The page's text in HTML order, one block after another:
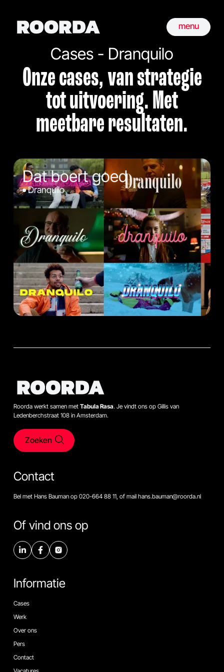
Cases - Dranquilo
Onze cases, van strategie
tot uitvoering. Met
meetbare resultaten.
Dat boert goed
Dranquilo
menu
Roorda werkt samen met Tabula Rasa. Je vindt ons op Gillis van
Ledenberchstraat 108 in Amsterdam.
Zoeken
Contact
Bel met Hans Bauman op 020-664 88 11, of mail hans.bauman@roorda.nl
Of vind ons op
Informatie
Cases
Werk
Over ons
Pers
Contact